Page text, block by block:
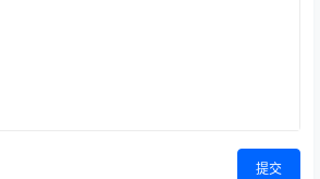
提交